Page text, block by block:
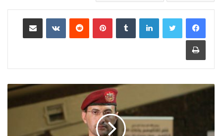
لينكدإن بينتيريست
مشاركة عبر البريد
طباعة